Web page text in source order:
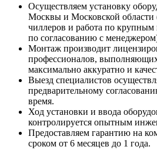
Осуществляем установку
Москвы и Московской
чиллеров и работа по
по согласованию с
Монтаж производит
профессионалов,
максимально аккуратно и
Выезд специалистов
предварительному
время.
Ход установки и ввода
контролируется опытным
Предоставляем гарантию на
сроком от 6 месяцев до 1 года.